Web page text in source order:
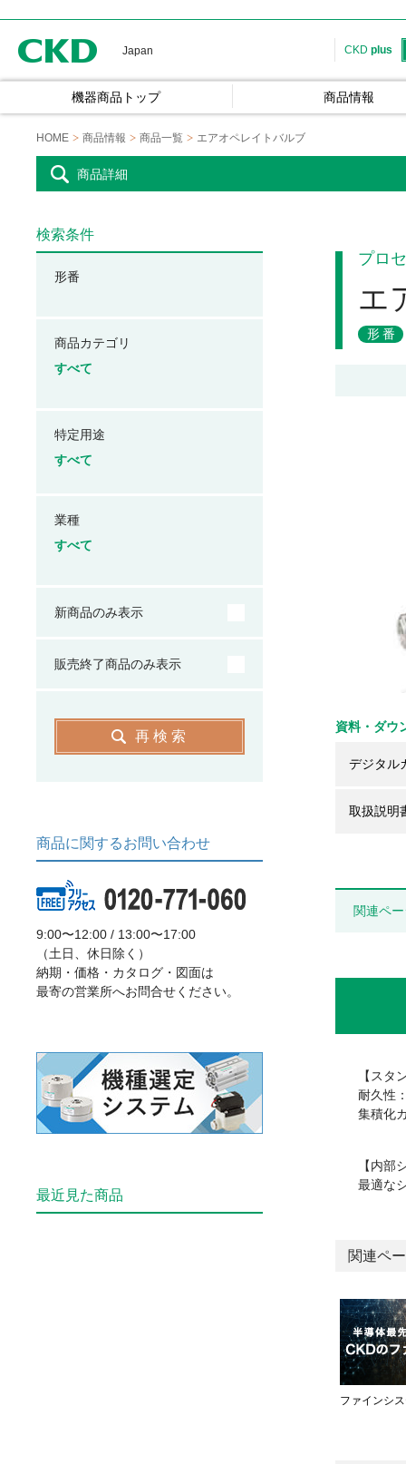
Japan CKD plus
機器商品トップ 商品情報
HOME 商品情報 商品一覧 エアオペレイトバルブ
商品詳細
プロ
エ
形番
資料・ダウ
デジタル
取扱説明
関連ペ
【スタ
耐久性
集積化
【内部
最適な
関連ペ
ファインシ
検索条件
形番
商品カテゴリ
すべて
特定用途
すべて
業種
すべて
新商品のみ表示
販売終了商品のみ表示
再検索
商品に関するお問い合わせ
9:00〜12:00 / 13:00〜17:00
（土日、休日除く）
納期・価格・カタログ・図面は
最寄の営業所へお問合せください。
最近見た商品